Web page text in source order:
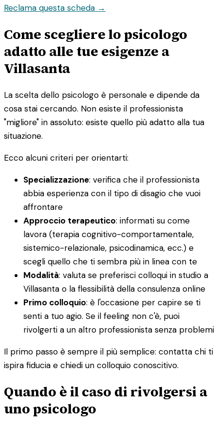
Reclama questa scheda →
Come scegliere lo psicologo
adatto alle tue esigenze a
Villasanta
La scelta dello psicologo è personale e dipende da
cosa stai cercando. Non esiste il professionista
"migliore" in assoluto: esiste quello più adatto alla tua
situazione.
Ecco alcuni criteri per orientarti:
Specializzazione: verifica che il professionista
abbia esperienza con il tipo di disagio che vuoi
affrontare
Approccio terapeutico: informati su come
lavora (terapia cognitivo-comportamentale,
sistemico-relazionale, psicodinamica, ecc.) e
scegli quello che ti sembra più in linea con te
Modalità: valuta se preferisci colloqui in studio a
Villasanta o la flessibilità della consulenza online
Primo colloquio: è l'occasione per capire se ti
senti a tuo agio. Se il feeling non c'è, puoi
rivolgerti a un altro professionista senza problemi
Il primo passo è sempre il più semplice: contatta chi ti
ispira fiducia e chiedi un colloquio conoscitivo.
Quando è il caso di rivolgersi a
uno psicologo